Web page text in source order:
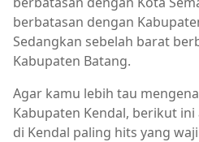
berbatasan dengan
Sedangkan sebelah barat
Kabupaten Batang.
Agar kamu lebih tau
Kabupaten Kendal, berikut
di Kendal paling hits yang